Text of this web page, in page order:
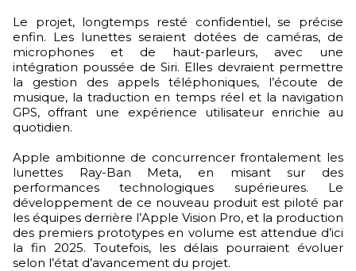
Le projet, longtemps resté confidentiel, se précise
enfin. Les lunettes seraient dotées de caméras, de
microphones et de haut-parleurs, avec une
intégration poussée de Siri. Elles devraient permettre
la gestion des appels téléphoniques, l’écoute de
musique, la traduction en temps réel et la navigation
GPS, offrant une expérience utilisateur enrichie au
quotidien.
Apple ambitionne de concurrencer frontalement les
lunettes Ray-Ban Meta, en misant sur des
performances technologiques supérieures. Le
développement de ce nouveau produit est piloté par
les équipes derrière l’Apple Vision Pro, et la production
des premiers prototypes en volume est attendue d’ici
la fin 2025. Toutefois, les délais pourraient évoluer
selon l’état d’avancement du projet.